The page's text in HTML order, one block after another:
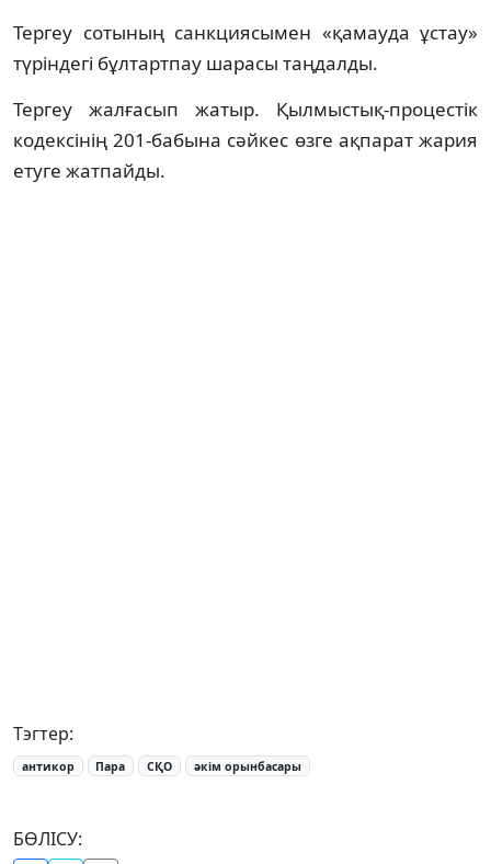
Тергеу сотының санкциясымен «қамауда ұстау»
түріндегі бұлтартпау шарасы таңдалды.
Тергеу жалғасып жатыр. Қылмыстық-процестік
кодексінің 201-бабына сәйкес өзге ақпарат жария
етуге жатпайды.
Тэгтер:
антикор Пара СҚО әкім орынбасары
БӨЛІСУ: